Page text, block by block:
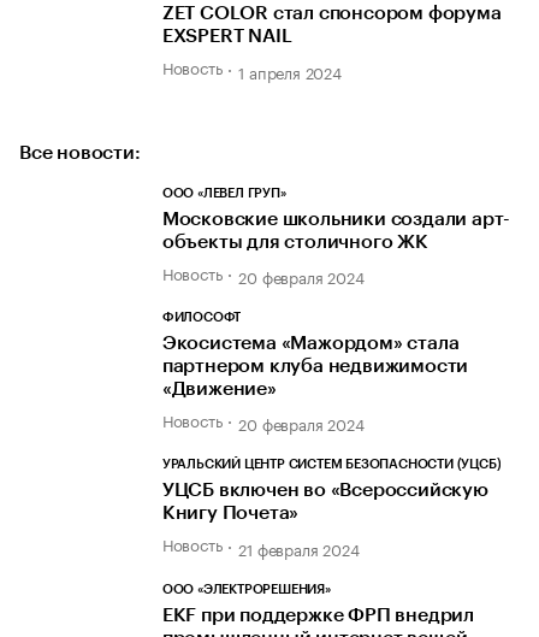
ZET COLOR стал спонсором форума
EXSPERT NAIL
Новость 1 апреля 2024
Все новости:
ООО «ЛЕВЕЛ ГРУП»
Московские школьники создали арт-
объекты для столичного ЖК
Новость 20 февраля 2024
ФИЛОСОФТ
Экосистема «Мажордом» стала
партнером клуба недвижимости
«Движение»
Новость 20 февраля 2024
УРАЛЬСКИЙ ЦЕНТР СИСТЕМ БЕЗОПАСНОСТИ (УЦСБ)
УЦСБ включен во «Всероссийскую
Книгу Почета»
Новость 21 февраля 2024
ООО «ЭЛЕКТРОРЕШЕНИЯ»
EKF при поддержке ФРП внедрил